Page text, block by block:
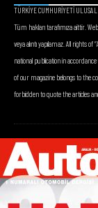
TÜRKİYE CUMHURİYETİ
Tüm hakları tarafımıza aittir.
veya alıntı yapılamaz. All rights
national publication in
of our magazine belongs to the
forbidden to quote the articles